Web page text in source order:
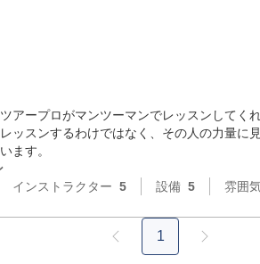
アープロがマンツーマンでレッスンしてく
ッスンするわけではなく、その人の力量に
ます。
インストラクター 5 設備 5 雰囲
1